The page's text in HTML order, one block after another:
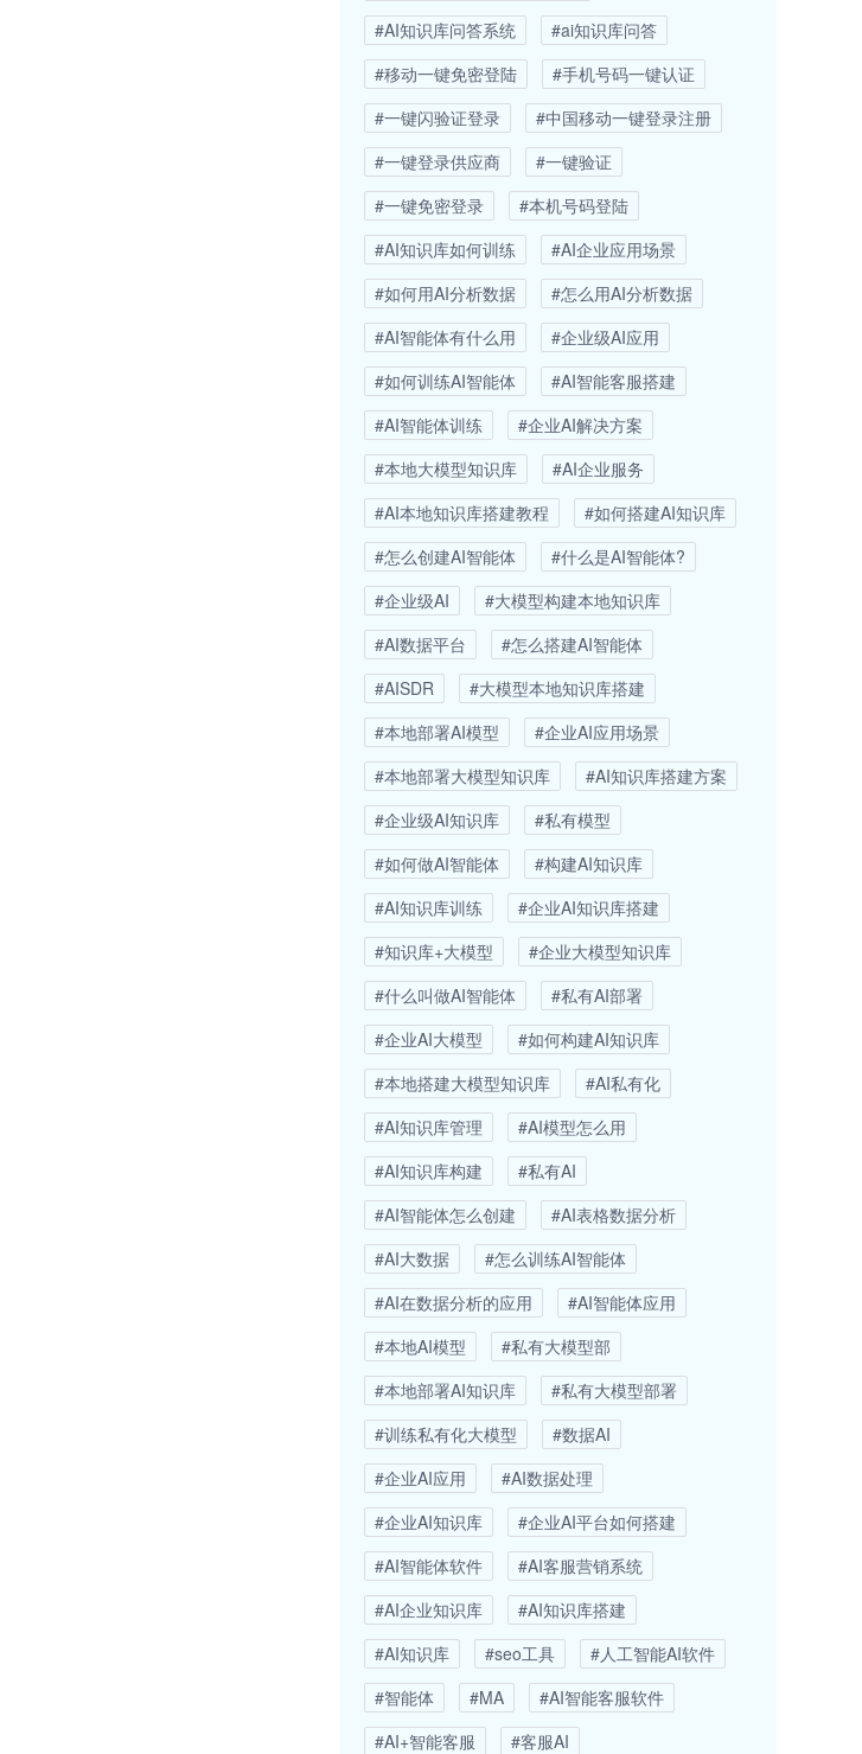
#AI知识库问答系统
#ai知识库问答
#移动一键免密登陆
#手机号码一键认证
#一键闪验证登录
#中国移动一键登录注册
#一键登录供应商
#一键验证
#一键免密登录
#本机号码登陆
#AI知识库如何训练
#AI企业应用场景
#如何用AI分析数据
#怎么用AI分析数据
#AI智能体有什么用
#企业级AI应用
#如何训练AI智能体
#AI智能客服搭建
#AI智能体训练
#企业AI解决方案
#本地大模型知识库
#AI企业服务
#AI本地知识库搭建教程
#如何搭建AI知识库
#怎么创建AI智能体
#什么是AI智能体?
#企业级AI
#大模型构建本地知识库
#AI数据平台
#怎么搭建AI智能体
#AISDR
#大模型本地知识库搭建
#本地部署AI模型
#企业AI应用场景
#本地部署大模型知识库
#AI知识库搭建方案
#企业级AI知识库
#私有模型
#如何做AI智能体
#构建AI知识库
#AI知识库训练
#企业AI知识库搭建
#知识库+大模型
#企业大模型知识库
#什么叫做AI智能体
#私有AI部署
#企业AI大模型
#如何构建AI知识库
#本地搭建大模型知识库
#AI私有化
#AI知识库管理
#AI模型怎么用
#AI知识库构建
#私有AI
#AI智能体怎么创建
#AI表格数据分析
#AI大数据
#怎么训练AI智能体
#AI在数据分析的应用
#AI智能体应用
#本地AI模型
#私有大模型部
#本地部署AI知识库
#私有大模型部署
#训练私有化大模型
#数据AI
#企业AI应用
#AI数据处理
#企业AI知识库
#企业AI平台如何搭建
#AI智能体软件
#AI客服营销系统
#AI企业知识库
#AI知识库搭建
#AI知识库
#seo工具
#人工智能AI软件
#智能体
#MA
#AI智能客服软件
#AI+智能客服
#客服AI